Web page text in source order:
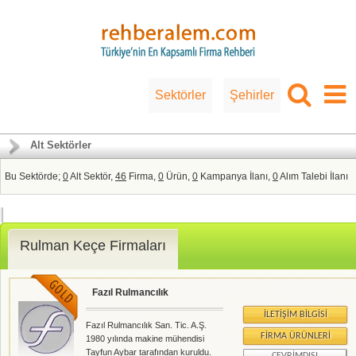
Sektörler Şehirler
Alt Sektörler
Bu Sektörde; 0Alt Sektör, 46 Firma, 0 Ürün, 0 Kampanya İlanı, 0Alım Talebi İlanı
Rulman Keçe Firmaları
Fazıl Rulmancılık
Fazıl Rulmancılık San. Tic. A.Ş.
1980 yılında makine mühendisi
Tayfun Aybar tarafından kuruldu.
İLETIŞIM BILGISI
FIRMA ÜRÜNLERI